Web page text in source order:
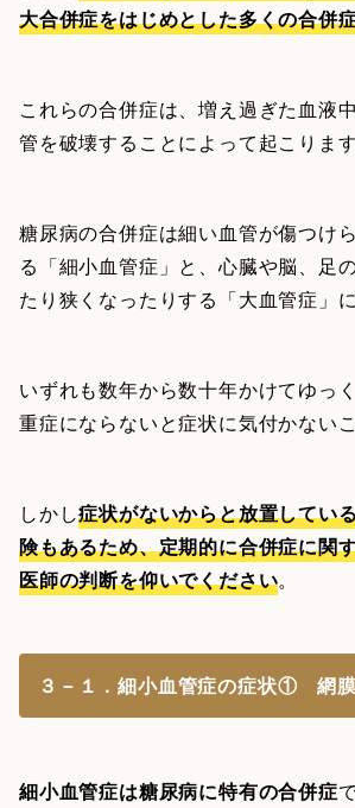
大合併症をはじめとした多くの合併
これらの合併症は、増え過ぎた血液
管を破壊することによって起こります
糖尿病の合併症は細い血管が傷つけ
る「細小血管症」と、心臓や脳、足
たり狭くなったりする「大血管症」
いずれも数年から数十年かけてゆっ
重症にならないと症状に気付かない
しかし症状がないからと放置してい
険もあるため、定期的に合併症に関
医師の判断を仰いでください。
３－１．細小血管症の症状① 網
細小血管症は糖尿病に特有の合併症